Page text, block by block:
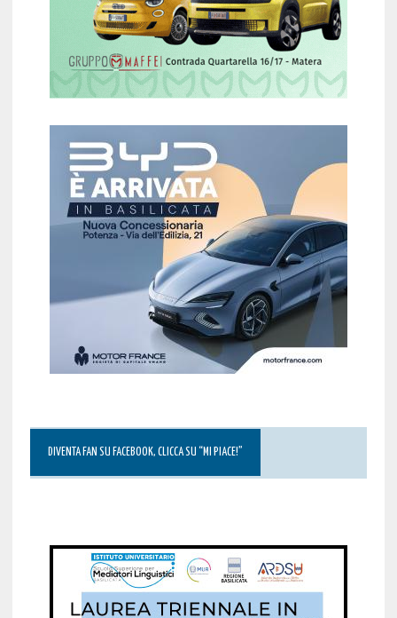
DIVENTA FAN SU FACEBOOK, CLICCA SU “MI PIACE!”